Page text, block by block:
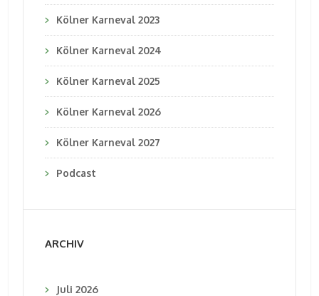
Kölner Karneval 2023
Kölner Karneval 2024
Kölner Karneval 2025
Kölner Karneval 2026
Kölner Karneval 2027
Podcast
ARCHIV
Juli 2026